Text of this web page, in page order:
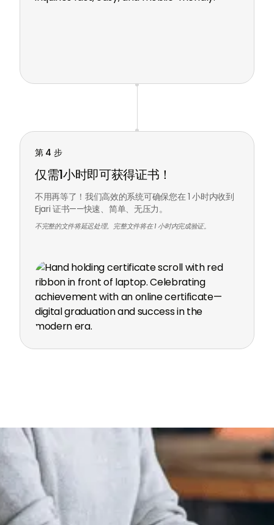
第 4 步
仅需1小时即可获得证书！
不用再等了！我们高效的系统可确保您在 1 小时内收到
Ejari 证书——快速、简单、无压力。
不完整的文件将延迟处理。完整文件将在 1 小时内完成验证。